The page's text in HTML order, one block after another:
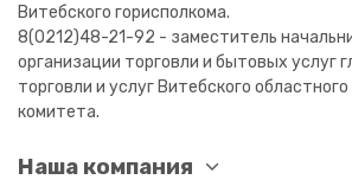
Наша компания
Витебского горисполкома.
8(0212)48-21-92 - заместитель
организации торговли и бытовых услуг
торговли и услуг Витебского
комитета.